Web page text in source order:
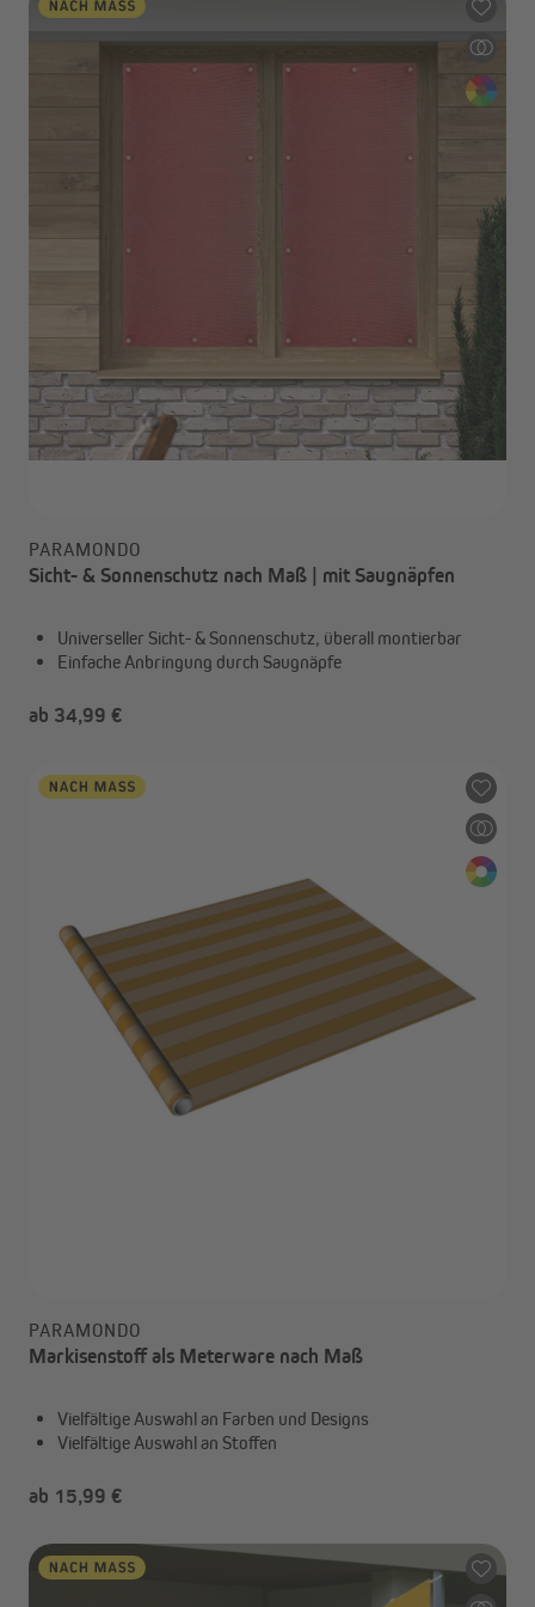
PARAMONDO
Sicht- & Sonnenschutz nach Maß | mit Saugnäpfen
Universeller Sicht- & Sonnenschutz, überall montierbar
Einfache Anbringung durch Saugnäpfe
ab 34,99 €
PARAMONDO
Markisenstoff als Meterware nach Maß
Vielfältige Auswahl an Farben und Designs
Vielfältige Auswahl an Stoffen
ab 15,99 €